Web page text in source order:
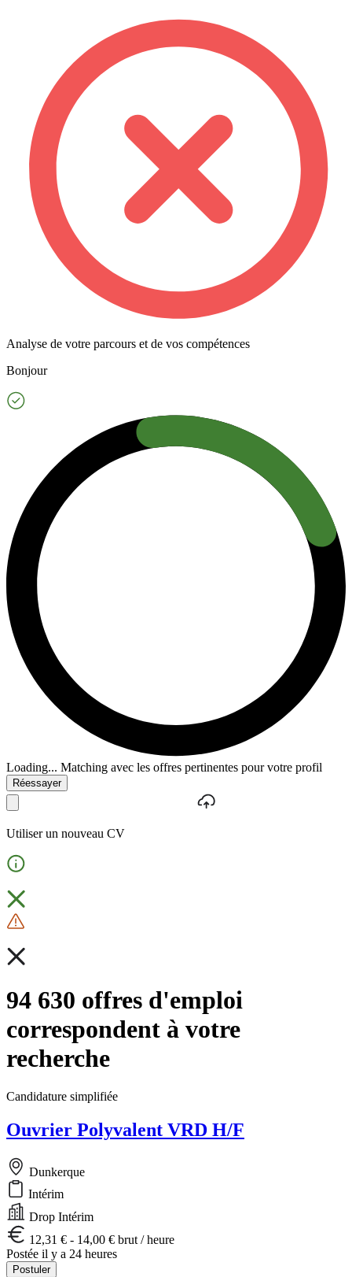
Analyse de votre parcours et de vos compétences
Bonjour
Loading... Matching avec les offres pertinentes pour votre profil
Réessayer
Utiliser un nouveau CV
94 630 offres d'emploi
correspondent à votre
recherche
Candidature simplifiée
Ouvrier Polyvalent VRD H/F
Dunkerque
Intérim
Drop Intérim
12,31 € - 14,00 € brut / heure
Postée il y a 24 heures
Postuler